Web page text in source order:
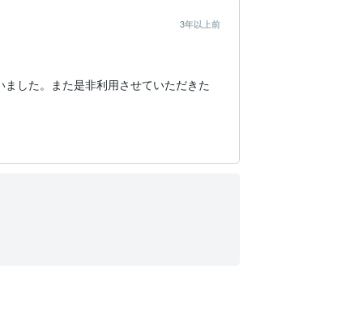
3年以上前
した。また是非利用させていただきた